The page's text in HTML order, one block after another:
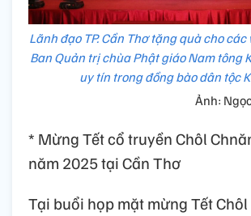
Lãnh đạo TP. Cần Thơ tặng quà cho các
Ban Quản trị chùa Phật giáo Nam tông
uy tín trong đồng bào dân tộc
Ảnh:
* Mừng Tết cổ truyền Chôl
năm 2025 tại Cần Thơ
Tại buổi họp mặt mừng Tết Chôl